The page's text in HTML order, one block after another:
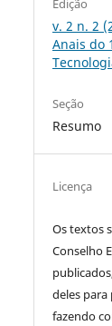
Edição
v. 2 n. 2
Anais do
Seção
Resumo
Licença
Os textos
Conselho
deles para
fazendo